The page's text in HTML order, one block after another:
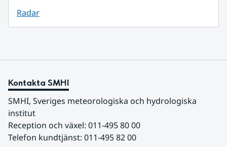
Radar
Kontakta SMHI
SMHI, Sveriges meteorologiska och hydrologiska
institut
Reception och växel: 011-495 80 00
Telefon kundtjänst: 011-495 82 00